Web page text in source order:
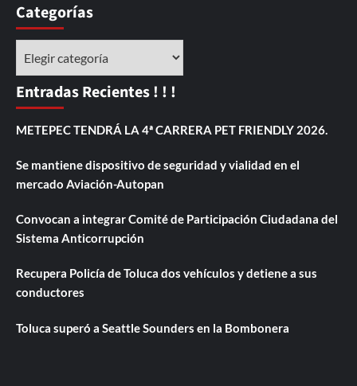
Categorías
Entradas Recientes ! ! !
METEPEC TENDRÁ LA 4ª CARRERA PET FRIENDLY 2026.
Se mantiene dispositivo de seguridad y vialidad en el
mercado Aviación-Autopan
Convocan a integrar Comité de Participación Ciudadana del
Sistema Anticorrupción
Recupera Policía de Toluca dos vehículos y detiene a sus
conductores
Toluca superó a Seattle Sounders en la Bombonera